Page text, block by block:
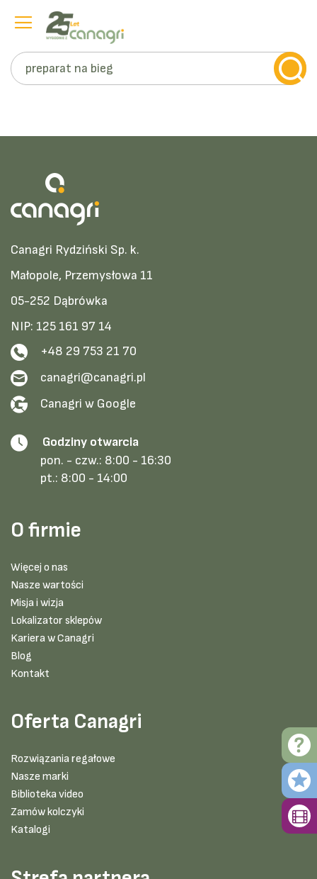
Szukaj
Canagri Rydziński Sp. k.
Małopole, Przemysłowa 11
05-252 Dąbrówka
NIP: 125 161 97 14
+48 29 753 21 70
canagri@canagri.pl
Canagri w Google
Godziny otwarcia
pon. - czw.: 8:00 - 16:30
pt.: 8:00 - 14:00
O firmie
Więcej o nas
Nasze wartości
Misja i wizja
Lokalizator sklepów
Kariera w Canagri
Blog
Kontakt
Oferta Canagri
Rozwiązania regałowe
Nasze marki
Biblioteka video
Zamów kolczyki
Katalogi